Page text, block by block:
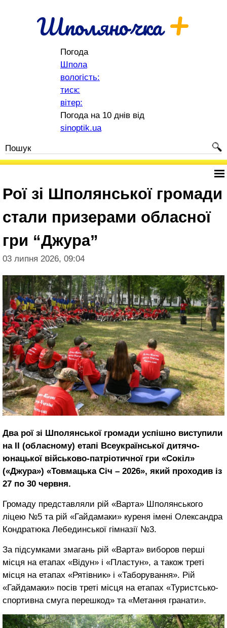
Шполяночка+
Погода
Шпола
вологість:
тиск:
вітер:
Погода на 10 днів від
sinoptik.ua
Рої зі Шполянської громади
стали призерами обласної
гри “Джура”
03 липня 2026, 09:04
Два рої зі Шполянської громади успішно виступили
на ІІ (обласному) етапі Всеукраїнської дитячо-
юнацької військово-патріотичної гри «Сокіл»
(«Джура») «Товмацька Січ – 2026», який проходив із
27 по 30 червня.
Громаду представляли рій «Варта» Шполянського
ліцею №5 та рій «Гайдамаки» куреня імені Олександра
Кондратюка Лебединської гімназії №3.
За підсумками змагань рій «Варта» виборов перші
місця на етапах «Відун» і «Пластун», а також треті
місця на етапах «Рятівник» і «Таборування». Рій
«Гайдамаки» посів треті місця на етапах «Туристсько-
спортивна смуга перешкод» та «Метання гранати».